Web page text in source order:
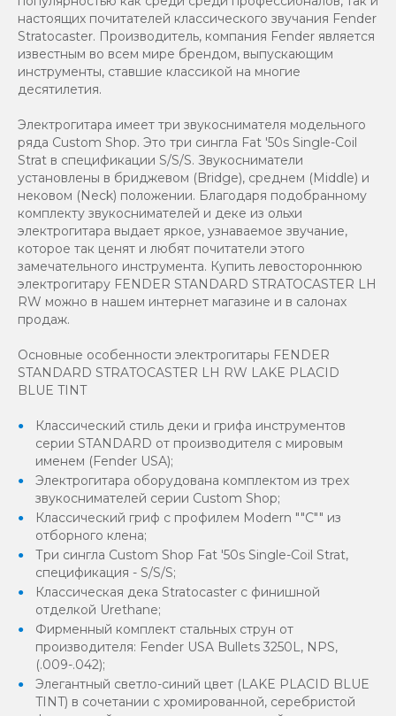
настоящих почитателей классического звучания Fender
Stratocaster. Производитель, компания Fender является
известным во всем мире брендом, выпускающим
инструменты, ставшие классикой на многие
десятилетия.
Электрогитара имеет три звукоснимателя модельного
ряда Custom Shop. Это три сингла Fat '50s Single-Coil
Strat в спецификации S/S/S. Звукосниматели
установлены в бриджевом (Bridge), среднем (Middle) и
нековом (Neck) положении. Благодаря подобранному
комплекту звукоснимателей и деке из ольхи
электрогитара выдает яркое, узнаваемое звучание,
которое так ценят и любят почитатели этого
замечательного инструмента. Купить левостороннюю
электрогитару FENDER STANDARD STRATOCASTER LH
RW можно в нашем интернет магазине и в салонах
продаж.
Основные особенности электрогитары FENDER
STANDARD STRATOCASTER LH RW LAKE PLACID
BLUE TINT
Классический стиль деки и грифа инструментов
серии STANDARD от производителя с мировым
именем (Fender USA);
Электрогитара оборудована комплектом из трех
звукоснимателей серии Custom Shop;
Классический гриф с профилем Modern ""C"" из
отборного клена;
Три сингла Custom Shop Fat '50s Single-Coil Strat,
спецификация - S/S/S;
Классическая дека Stratocaster с финишной
отделкой Urethane;
Фирменный комплект стальных струн от
производителя: Fender USA Bullets 3250L, NPS,
(.009-.042);
Элегантный светло-синий цвет (LAKE PLACID BLUE
TINT) в сочетании с хромированной, серебристой